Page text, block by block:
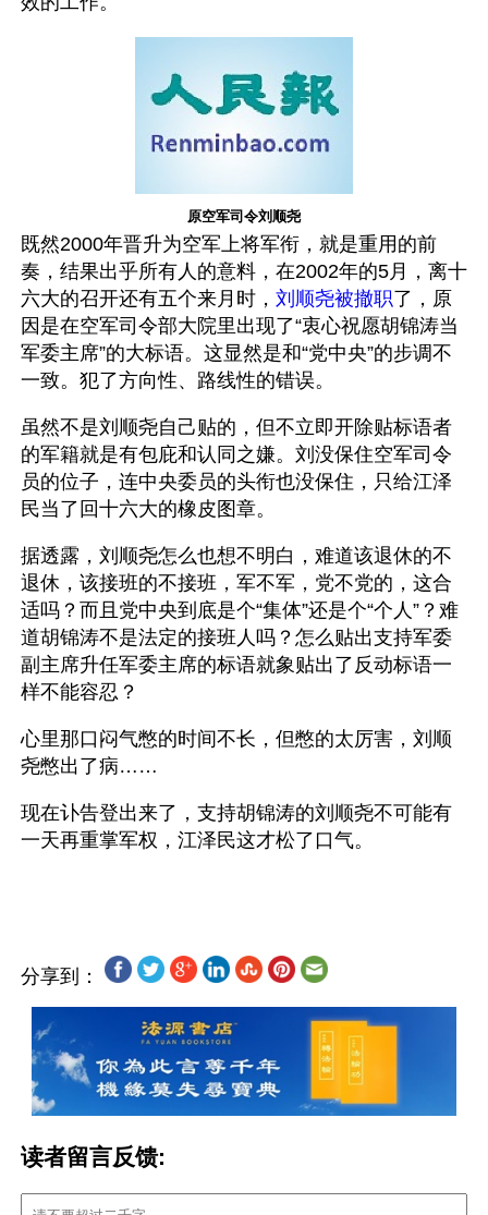
原空军司令刘顺尧
既然2000年晋升为空军上将军衔，就是重用的前
奏，结果出乎所有人的意料，在2002年的5月，离十
六大的召开还有五个来月时， 刘顺尧被撤职了，原
因是在空军司令部大院里出现了“衷心祝愿胡锦涛当
军委主席”的大标语。这显然是和“党中央”的步调不
一致。犯了方向性、路线性的错误。
虽然不是刘顺尧自己贴的，但不立即开除贴标语者
的军籍就是有包庇和认同之嫌。刘没保住空军司令
员的位子，连中央委员的头衔也没保住，只给江泽
民当了回十六大的橡皮图章。
据透露，刘顺尧怎么也想不明白，难道该退休的不
退休，该接班的不接班，军不军，党不党的，这合
适吗？而且党中央到底是个“集体”还是个“个人”？难
道胡锦涛不是法定的接班人吗？怎么贴出支持军委
副主席升任军委主席的标语就象贴出了反动标语一
样不能容忍？
心里那口闷气憋的时间不长，但憋的太厉害，刘顺
尧憋出了病……
现在讣告登出来了，支持胡锦涛的刘顺尧不可能有
一天再重掌军权，江泽民这才松了口气。
分享到：
读者留言反馈: